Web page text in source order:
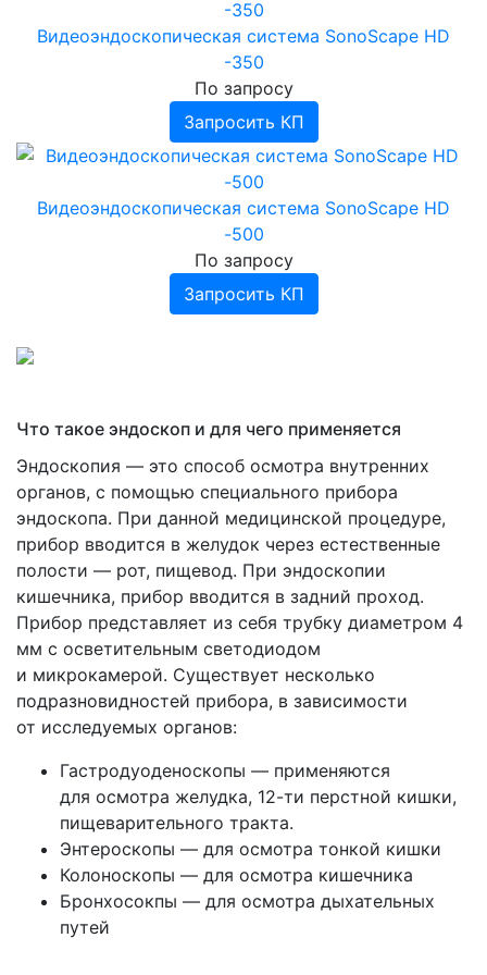
Ингаляторы Дельфин, ИНКО
Ингаляторы Альбедо
Инфракрасные приборы
Фототерапевтические транскраниальные
аппараты ELMEDLIFE
Видеоэндоскопическая система SonoScape HD
-350
По запросу
Запросить КП
Видеоэндоскопическая система SonoScape HD
-500
По запросу
Запросить КП
Что такое эндоскоп и для чего применяется
Эндоскопия — это способ осмотра внутренних
органов, с помощью специального прибора
эндоскопа. При данной медицинской процедуре,
прибор вводится в желудок через естественные
полости — рот, пищевод. При эндоскопии
кишечника, прибор вводится в задний проход.
Прибор представляет из себя трубку диаметром 4
мм с осветительным светодиодом
и микрокамерой. Существует несколько
подразновидностей прибора, в зависимости
от исследуемых органов:
Гастродуоденоскопы — применяются
для осмотра желудка, 12-ти перстной кишки,
пищеварительного тракта.
Энтероскопы — для осмотра тонкой кишки
Колоноскопы — для осмотра кишечника
Бронхосокпы — для осмотра дыхательных
путей